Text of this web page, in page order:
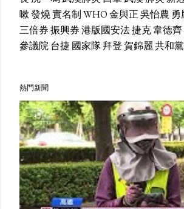
嗽發燒實名制WHO金與正吳怡農 勇
三倍券振興券港版國安法捷克韋德齊
參議院台捷 國家隊拜登賀錦麗共和黨
熱門新聞